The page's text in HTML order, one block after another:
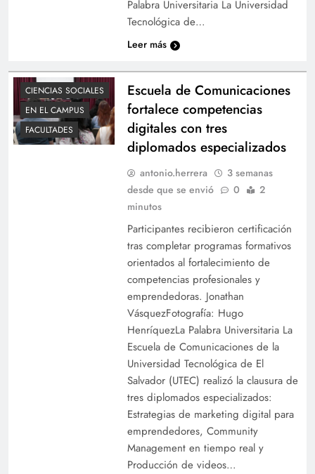
Palabra Universitaria La Universidad
Tecnológica de…
Leer más
CIENCIAS SOCIALES
EN EL CAMPUS
FACULTADES
Escuela de Comunicaciones
fortalece competencias
digitales con tres
diplomados especializados
antonio.herrera
3 semanas
desde que se envió
0
2
minutos
Participantes recibieron certificación
tras completar programas formativos
orientados al fortalecimiento de
competencias profesionales y
emprendedoras. Jonathan
VásquezFotografía: Hugo
HenríquezLa Palabra Universitaria La
Escuela de Comunicaciones de la
Universidad Tecnológica de El
Salvador (UTEC) realizó la clausura de
tres diplomados especializados:
Estrategias de marketing digital para
emprendedores, Community
Management en tiempo real y
Producción de videos…